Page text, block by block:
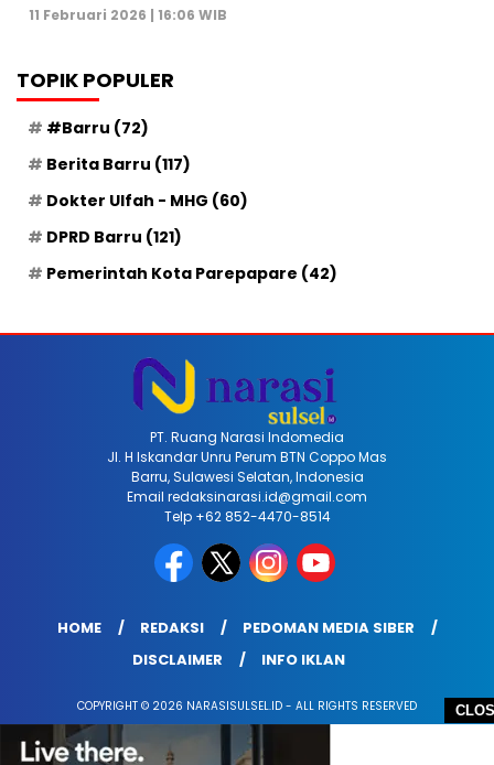
11 Februari 2026 | 16:06 WIB
TOPIK POPULER
#Barru (72)
Berita Barru (117)
Dokter Ulfah - MHG (60)
DPRD Barru (121)
Pemerintah Kota Parepapare (42)
PT. Ruang Narasi Indomedia
Jl. H Iskandar Unru Perum BTN Coppo Mas
Barru, Sulawesi Selatan, Indonesia
Email redaksinarasi.id@gmail.com
Telp +62 852-4470-8514
HOME REDAKSI
PEDOMAN MEDIA SIBER
DISCLAIMER
INFO IKLAN
COPYRIGHT © 2026 NARASISULSEL.ID - ALL RIGHTS RESERVED